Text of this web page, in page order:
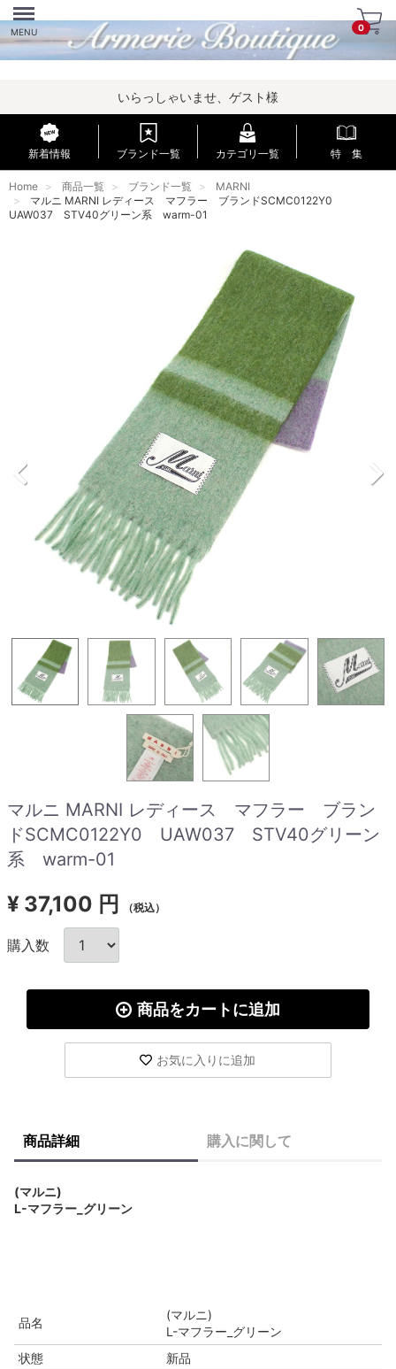
Menu
MENU 0
いらっしゃいませ、ゲスト様
新着情報 ブランド一覧 カテゴリ一覧 特 集
Home 商品一覧 ブランド一覧
MARNI
マルニ MARNI レディース マフラー ブランドSCMC0122Y0
UAW037 STV40グリーン系 warm-01
マルニ MARNI レディース マフラー ブラン
ドSCMC0122Y0 UAW037 STV40グリーン
系 warm-01
¥ 37,100 円 （税込）
購入数
商品をカートに追加
お気に入りに追加
商品詳細 購入に関して
(マルニ)
L-マフラー_グリーン
品名
(マルニ)
L-マフラー_グリーン
状態
新品